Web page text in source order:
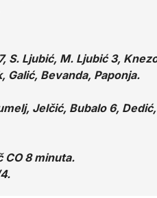
S. Ljubić, M. Ljubić 3,
Galić, Bevanda, Paponja.
Jelčić, Bubalo 6,
CO 8 minuta.